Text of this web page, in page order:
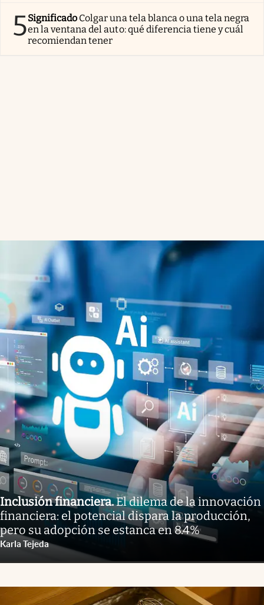
5Significado Colgar una tela blanca o una tela negra
en la ventana del auto: qué diferencia tiene y cuál
recomiendan tener
Inclusión financiera.El dilema de la innovación
financiera: el potencial dispara la producción,
pero su adopción se estanca en 8.4%
Karla Tejeda